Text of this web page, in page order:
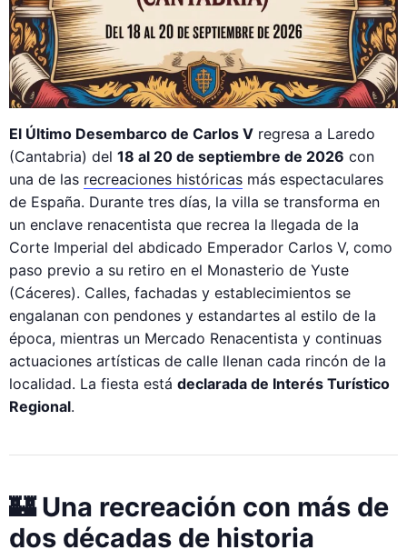
El Último Desembarco de Carlos V regresa a Laredo
(Cantabria) del 18 al 20 de septiembre de 2026 con
una de las recreaciones históricas más espectaculares
de España. Durante tres días, la villa se transforma en
un enclave renacentista que recrea la llegada de la
Corte Imperial del abdicado Emperador Carlos V, como
paso previo a su retiro en el Monasterio de Yuste
(Cáceres). Calles, fachadas y establecimientos se
engalanan con pendones y estandartes al estilo de la
época, mientras un Mercado Renacentista y continuas
actuaciones artísticas de calle llenan cada rincón de la
localidad. La fiesta está declarada de Interés Turístico
Regional.
🏰 Una recreación con más de
dos décadas de historia